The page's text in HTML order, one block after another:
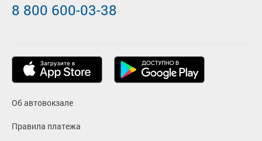
Об автовокзале
Правила платежа
8 800 600-03-38